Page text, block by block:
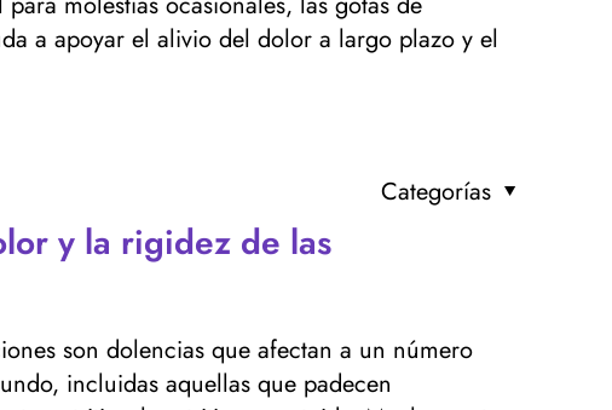
a apoyar el alivio del dolor a largo plazo y el
Categorías
y la rigidez de las
son dolencias que afectan a un número
incluidas aquellas que padecen